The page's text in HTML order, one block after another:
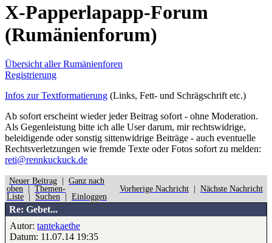
X-Papperlapapp-Forum
(Rumänienforum)
Übersicht aller Rumänienforen
Registrierung
Infos zur Textformatierung (Links, Fett- und Schrägschrift etc.)
Ab sofort erscheint wieder jeder Beitrag sofort - ohne Moderation.
Als Gegenleistung bitte ich alle User darum, mir rechtswidrige,
beleidigende oder sonstig sittenwidrige Beiträge - auch eventuelle
Rechtsverletzungen wie fremde Texte oder Fotos sofort zu melden:
reti@rennkuckuck.de
Neuer Beitrag
Ganz nach
oben
Themen-
Liste
Suchen Einloggen
Vorherige Nachricht Nächste Nachricht
Re: Gebet...
Autor: tantekaethe
Datum: 11.07.14 19:35